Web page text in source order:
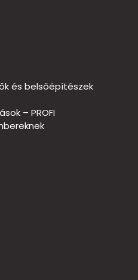
és belsőépítészek
– PROFI